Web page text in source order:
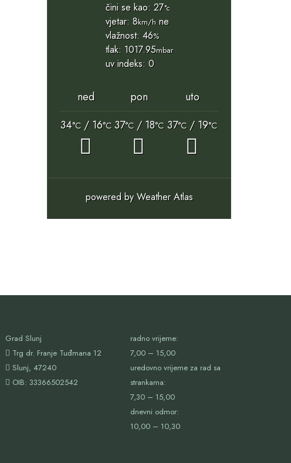
čini se kao: 27°c
vjetar: 8km/hne
vlažnost: 46%
tlak: 1017.95mbar
uv indeks: 0
ned pon
uto
34°C/ 16°C 37°C/ 18°C 37°C / 19°C
powered byWeather Atlas
Grad Slunj
Trg dr. Franje Tuđmana 12
Slunj, 47240
OIB: 33366502542
radno vrijeme:
7,00 – 15,00
uredovno vrijeme za rad sa
strankama:
7,30 – 15,00
dnevni odmor:
10,00 – 10,30